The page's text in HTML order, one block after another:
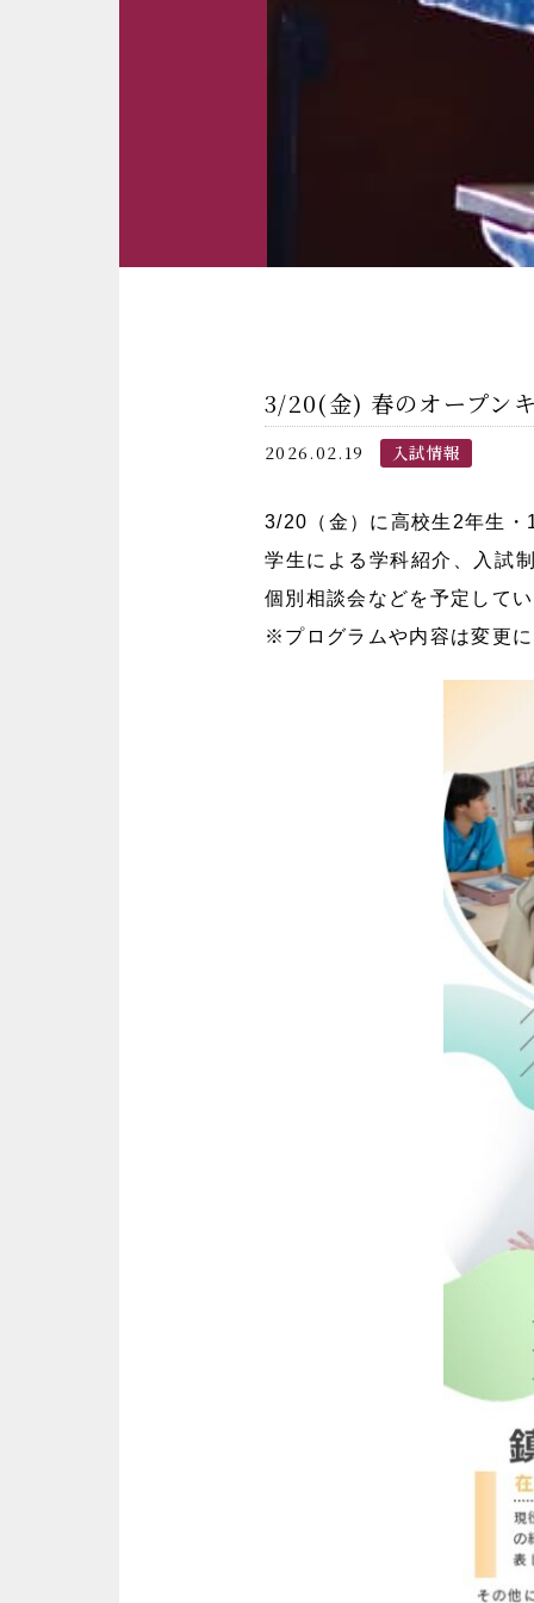
3/20(金) 春のオープン
2026.02.19 入試情報
3/20（金）に高校生2年生・
学生による学科紹介、入試
個別相談会などを予定して
※プログラムや内容は変更